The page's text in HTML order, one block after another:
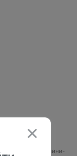
телефон, мини-